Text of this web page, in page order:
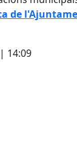
de
14:09